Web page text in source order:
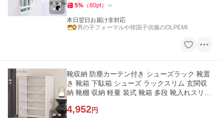
5% （80pt）
本日翌日お届け非対応
男の子フォーマルや韓国子供服のOLPEMI
靴収納 防塵カーテン付き シューズラック 靴置
き 靴箱 下駄箱 シューズ ラックスリム 玄関収
納 靴棚 収納 軽量 装式 靴箱 多段 靴入れスリム
4,952円